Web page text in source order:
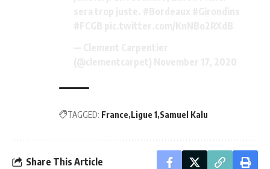
TAGGED: France Ligue 1 Samuel Kalu
Share This Article